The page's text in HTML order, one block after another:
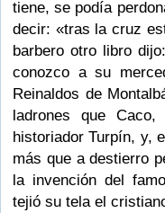
tiene, se podía
decir: «tras la cruz
barbero otro libro dijo:
conozco a su
Reinaldos de
ladrones que
historiador Turpín, y,
más que a destierro
la invención del
tejió su tela el